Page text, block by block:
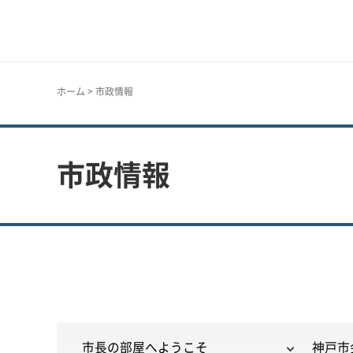
ホーム > 市政情報
市政情報
市長の部屋へようこそ 神戸市